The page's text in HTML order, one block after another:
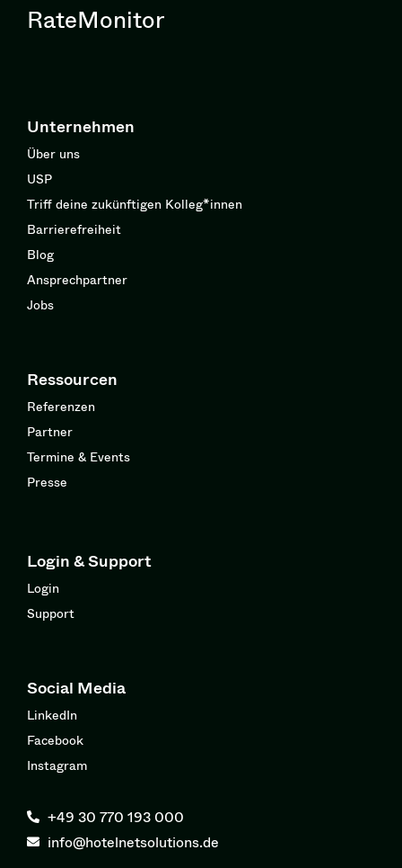
RateMonitor
Unternehmen
Über uns
USP
Triff deine zukünftigen Kolleg*innen
Barrierefreiheit
Blog
Ansprechpartner
Jobs
Ressourcen
Referenzen
Partner
Termine & Events
Presse
Login & Support
Login
Support
Social Media
LinkedIn
Facebook
Instagram
+49 30 770 193 000
info@hotelnetsolutions.de